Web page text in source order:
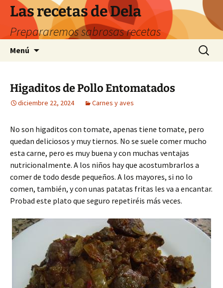
Saltar
contenido
Las recetas de Dela
Prepararemos sabrosas recetas
Menú Buscar:
Higaditos de Pollo Entomatados
diciembre 22, 2024 Carnes y aves
No son higaditos con tomate, apenas tiene tomate, pero
quedan deliciosos y muy tiernos. No se suele comer mucho
esta carne, pero es muy buena y con muchas ventajas
nutricionalmente. A los niños hay que acostumbrarlos a
comer de todo desde pequeños. A los mayores, si no lo
comen, también, y con unas patatas fritas les va a encantar.
Probad este plato que seguro repetiréis más veces.